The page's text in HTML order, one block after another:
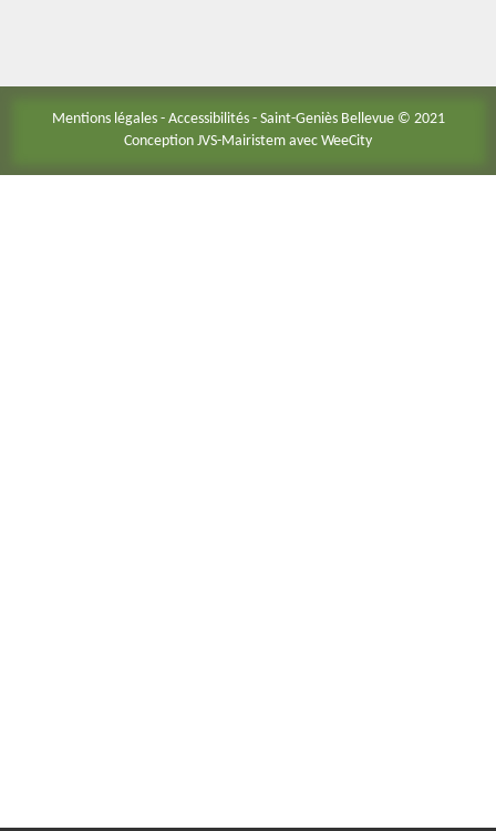
Mentions légales - Accessibilités - Saint-Geniès Bellevue © 2021
Conception JVS-Mairistem avec WeeCity